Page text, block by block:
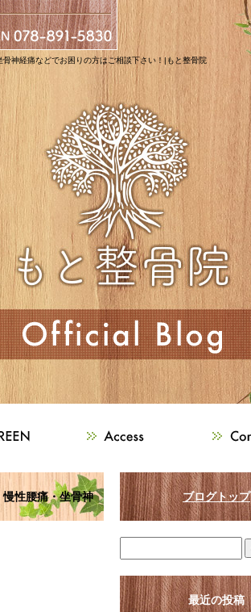
神経痛などでお困りの方はご相談下さい！|もと整骨院
性腰痛・坐骨神 ブログトップ
最近の投稿